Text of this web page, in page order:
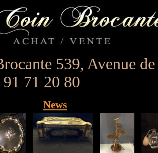
539, Avenue
71 20 80
News